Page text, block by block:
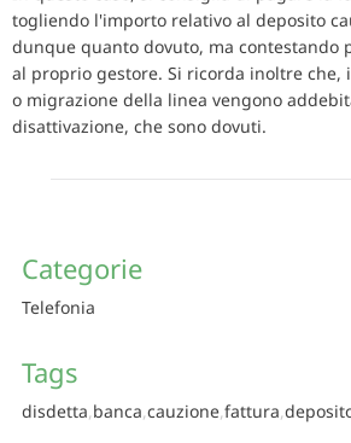
togliendo l'importo relativo al deposito
dunque quanto dovuto, ma contestando
al proprio gestore. Si ricorda inoltre che,
o migrazione della linea vengono
disattivazione, che sono dovuti.
Categorie
Telefonia
Tags
disdetta banca cauzione fattura